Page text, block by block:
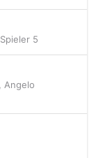
Spieler 5
Angelo